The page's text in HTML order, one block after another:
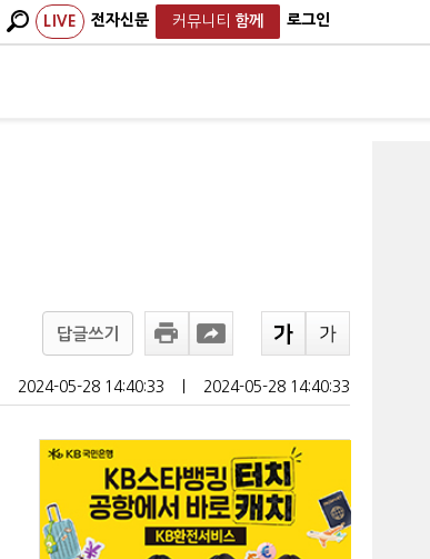
LIVE 전자신문 커뮤니티 함께 로그인
답글쓰기
2024-05-28 14:40:33 2024-05-28 14:40:33